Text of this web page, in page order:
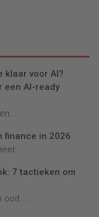
klaar voor AI?
een AI-ready
finance in 2026
7 tactieken om
ooit....